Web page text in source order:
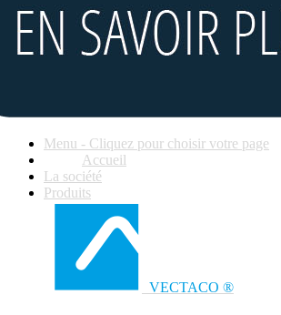
Menu - Cliquez pour choisir votre page
Accueil
La société
Produits
VECTACO ®